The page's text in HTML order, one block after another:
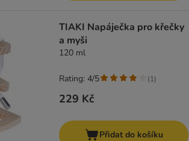
TIAKI Napáječka pro křečky
a myši
120 ml
229 Kč
Rating: 4/5 (1)
Přidat do košíku